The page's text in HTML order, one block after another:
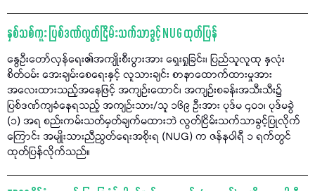
နှစ်သစ်ကူး ပြစ်ဒဏ်လွတ်ငြိမ်းသက်သာခွင့် NUG ထုတ်ပြန်
နွေဦးတော်လှန်ရေး၏အကျိုးစီးပွားအား ရှေးရှုခြင်း၊ ပြည်သူလူထု နှလုံး
စိတ်ဝမ်း အေးချမ်းစေရေးနှင့် လူသားချင်း စာနာထောက်ထားမှုအား
အလေးထားသည့်အနေဖြင့် အကျဉ်းထောင်၊ အကျဉ်းစခန်းအသီးသီး၌
ပြစ်ဒဏ်ကျခံနေရသည့် အကျဉ်းသား/သူ ၁၆၉ ဦးအား ပုဒ်မ ၄၀၁၊ ပုဒ်မခွဲ
(၁) အရ စည်းကမ်းသတ်မှတ်ချက်မထားဘဲ လွတ်ငြိမ်းသက်သာခွင့်ပြုလိုက်
ကြောင်း အမျိုးသားညီညွတ်ရေးအစိုးရ (NUG) က ဇန်နဝါရီ ၁ ရက်တွင်
ထုတ်ပြန်လိုက်သည်။